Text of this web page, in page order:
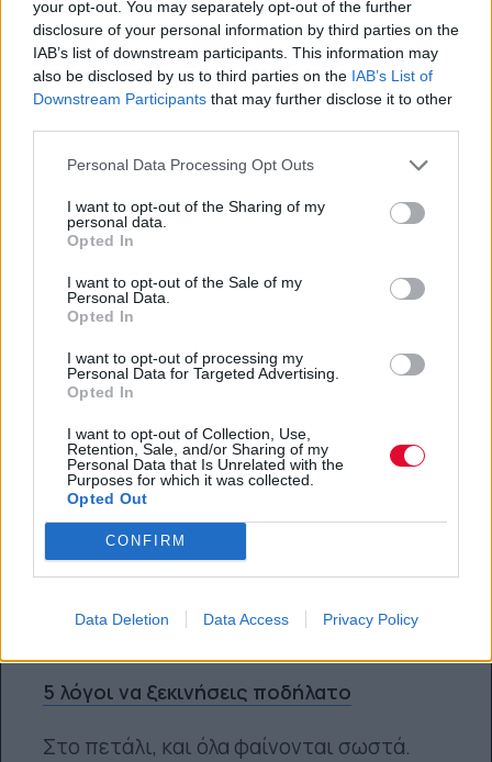
your opt-out. You may separately opt-out of the further
disclosure of your personal information by third parties on the
IAB’s list of downstream participants. This information may
also be disclosed by us to third parties on the IAB’s List of
Downstream Participants that may further disclose it to other
Personal Data Processing Opt Outs
I want to opt-out of the Sharing of my
personal data.
Opted In
I want to opt-out of the Sale of my
Personal Data.
Opted In
I want to opt-out of processing my
Personal Data for Targeted Advertising.
Opted In
I want to opt-out of Collection, Use,
Retention, Sale, and/or Sharing of my
Personal Data that Is Unrelated with the
Purposes for which it was collected.
Opted Out
CONFIRM
Data Deletion Data Access Privacy Policy
ΠΟΔΉΛΑΤΟ
Το Athens Bike Festival έρχεται και πάλι
κοντά μας!
Η μεγαλύτερη γιορτή του ποδηλάτου
επιστρέφει στην Αθήνα!
5 λόγοι να ξεκινήσεις ποδήλατο
Στο πετάλι, και όλα φαίνονται σωστά.